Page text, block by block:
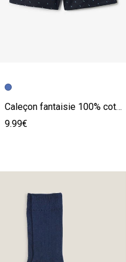
Caleçon fantaisie 100% coton
9.99€